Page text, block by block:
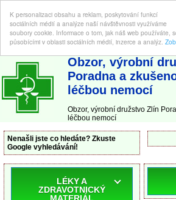
K personalizaci obsahu a reklam, poskytování funkcí
sociálních médií a analýze naší návštěvnosti využíváme
soubory cookie. Informace o tom, jak náš web používáte,
působícími v oblasti sociálních médií, inzerce a analýz.
ABC-LEKARNA.cz | Poradna a zkušenosti s léky a
Obzor, výrobní
Poradna a
léčbou nemocí
Obzor, výrobní družstvo Zlín
léčbou nemocí
Nenašli jste co hledáte? Zkuste
Google vyhledávání!
LÉKY A
ZDRAVOTNICKÝ